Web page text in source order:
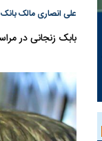
علی انصاری مالک
بابک زنجانی در
چرا رویای آمریکایی
نابودی محور
واشنگتن را زمین زد